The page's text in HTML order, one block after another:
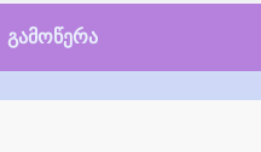
გამოწერა